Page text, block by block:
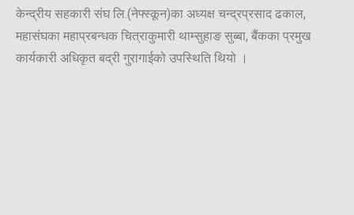
केन्द्रीय सहकारी संघ लि.(नेफ्स्कून)का अध्यक्ष चन्द्रप्रसाद ढकाल,
महासंघका महाप्रबन्धक चित्राकुमारी थाम्सुहाङ सुब्बा, बैंकका प्रमुख
कार्यकारी अधिकृत बद्री गुरागाईको उपस्थिति थियो ।